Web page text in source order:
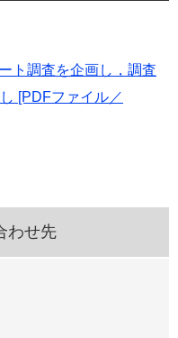
ト調査を企画し，調査
[PDFファイル／
わせ先